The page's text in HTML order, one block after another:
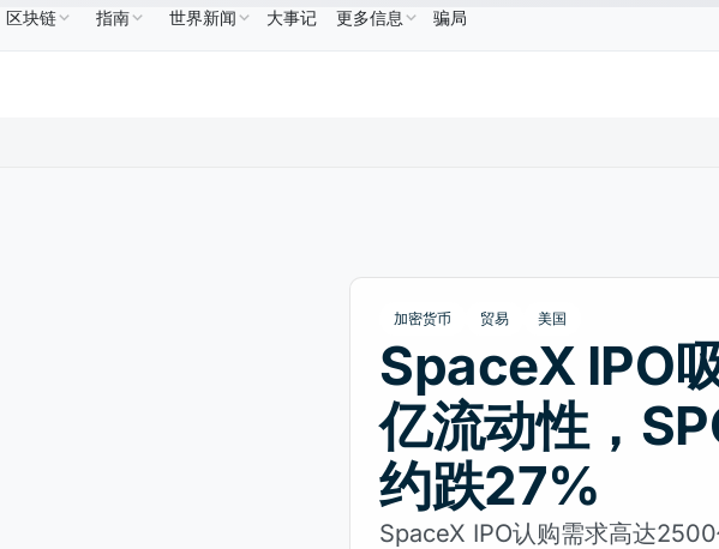
BNBUS$586.64↑2.10% USDCUSDCUS$0.9995↑0.00% XRPXRP US$1.09
区块链 指南 世界新闻 大事记 更多信息 骗局
加密货币 贸易 美国
SpaceX IPO
亿流动性，
约跌27%
SpaceX IPO认购需求高达